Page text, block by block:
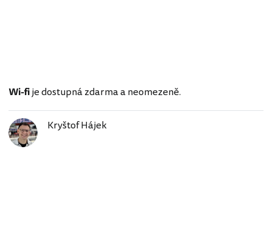
Wi-fije dostupná zdarma a neomezeně.
Kryštof Hájek